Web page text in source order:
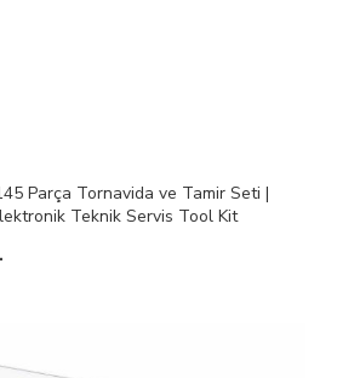
Parça Tornavida ve Tamir Seti |
Teknik Servis Tool Kit